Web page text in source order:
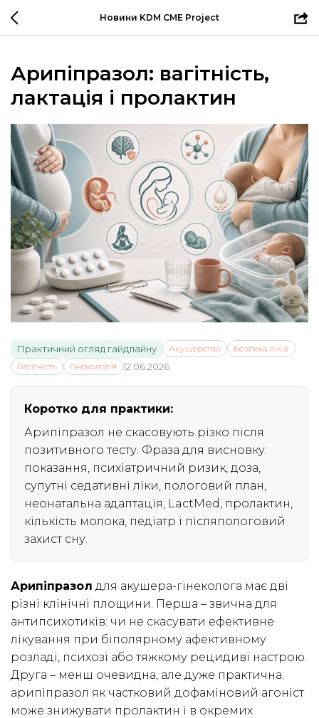
Новини KDM CME Project
Арипіпразол: вагітність,
лактація і пролактин
Практичний огляд гайдлайну Акушерство
Безпека ліків
Вагітність
Гінекологія 12.06.2026
Коротко для практики:
Арипіпразол не скасовують різко після
позитивного тесту. Фраза для висновку:
показання, психіатричний ризик, доза,
супутні седативні ліки, пологовий план,
неонатальна адаптація, LactMed, пролактин,
кількість молока, педіатр і післяпологовий
захист сну.
Арипіпразол для акушера-гінеколога має дві
різні клінічні площини. Перша – звична для
антипсихотиків: чи не скасувати ефективне
лікування при біполярному афективному
розладі, психозі або тяжкому рецидиві настрою.
Друга – менш очевидна, але дуже практична:
арипіпразол як частковий дофаміновий агоніст
може знижувати пролактин і в окремих